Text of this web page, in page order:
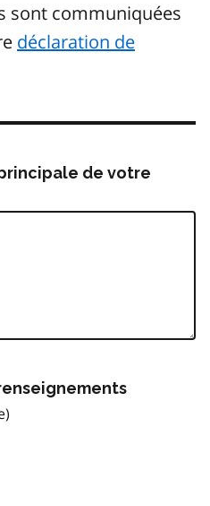
sont communiquées
déclaration de
de votre